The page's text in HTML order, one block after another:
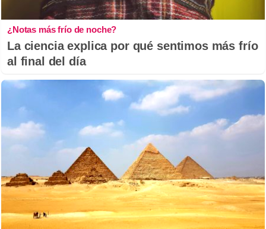
¿Notas más frío de noche?
La ciencia explica por qué sentimos más frío
al final del día